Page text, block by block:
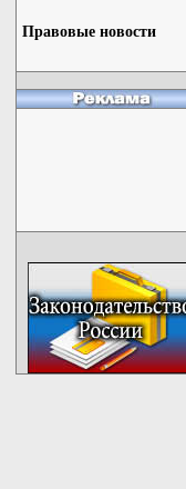
Правовые новости